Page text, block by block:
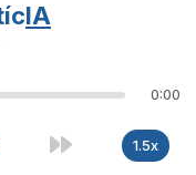
IA
0:00
1.5x